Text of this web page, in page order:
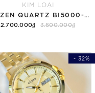
KIM LOẠI
2.700.000₫ 3.600.000₫
- 32%